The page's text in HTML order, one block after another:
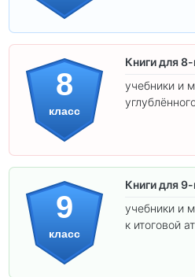
8
класс
Книги для
учебники и
9
класс
Книги для
учебники и
к итоговой